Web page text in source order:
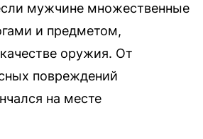
мужчине множественные
и предметом,
оружия. От
повреждений
на месте